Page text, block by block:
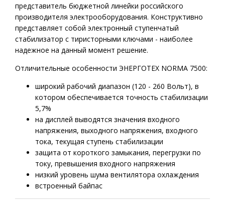
представитель бюджетной линейки российского
производителя электрооборудования. Конструктивно
представляет собой электронный ступенчатый
стабилизатор с тиристорными ключами - наиболее
надежное на данный момент решение.
Отличительные особенности ЭНЕРГОТЕХ NORMA 7500:
широкий рабочий диапазон (120 - 260 Вольт), в
котором обеспечивается точность стабилизации
5,7%
на дисплей выводятся значения входного
напряжения, выходного напряжения, входного
тока, текущая ступень стабилизации
защита от короткого замыкания, перегрузки по
току, превышения входного напряжения
низкий уровень шума вентилятора охлаждения
встроенный байпас